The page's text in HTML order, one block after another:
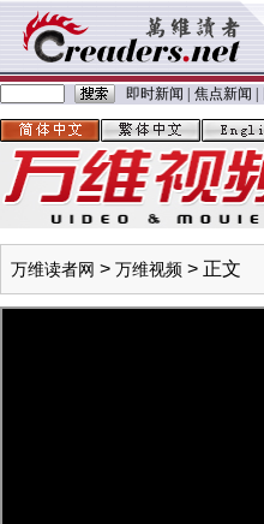
即时新闻 焦点新闻
万维读者网 > 万维视频 > 正文